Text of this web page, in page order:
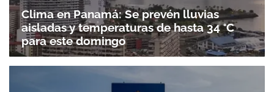
Clima en Panamá: Se prevén lluvias
aisladas y temperaturas de hasta 34 °C
para este domingo